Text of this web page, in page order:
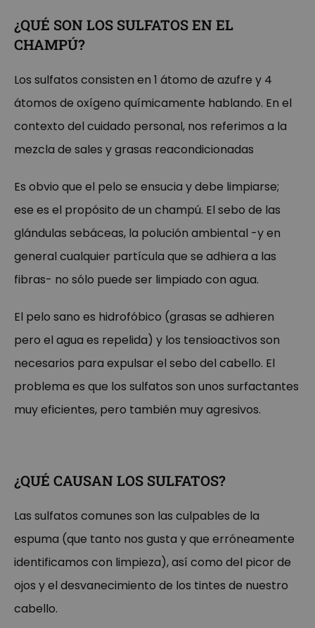
¿QUÉ SON LOS SULFATOS EN EL
CHAMPÚ?
Los sulfatos consisten en 1 átomo de azufre y 4
átomos de oxígeno químicamente hablando. En el
contexto del cuidado personal, nos referimos a la
mezcla de sales y grasas reacondicionadas
Es obvio que el pelo se ensucia y debe limpiarse;
ese es el propósito de un champú. El sebo de las
glándulas sebáceas, la polución ambiental -y en
general cualquier partícula que se adhiera a las
fibras- no sólo puede ser limpiado con agua.
El pelo sano es hidrofóbico (grasas se adhieren
pero el agua es repelida) y los tensioactivos son
necesarios para expulsar el sebo del cabello. El
problema es que los sulfatos son unos surfactantes
muy eficientes, pero también muy agresivos.
¿QUÉ CAUSAN LOS SULFATOS?
Las sulfatos comunes son las culpables de la
espuma (que tanto nos gusta y que erróneamente
identificamos con limpieza), así como del picor de
ojos y el desvanecimiento de los tintes de nuestro
cabello.